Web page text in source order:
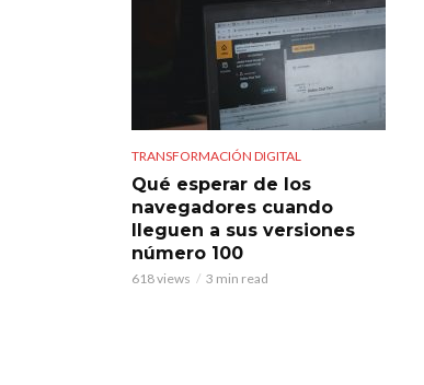
TRANSFORMACIÓN DIGITAL
Qué esperar de los
navegadores cuando
lleguen a sus versiones
número 100
618 views 3 min read